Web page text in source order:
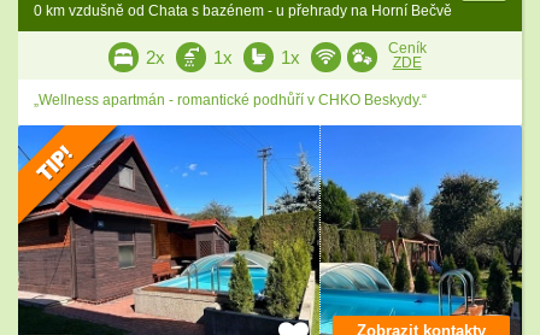
0 km vzdušně od Chata s bazénem - u přehrady na Horní Bečvě
2x 1x 1x
Ceník
ZDE
„Wellness apartmán - romantické podhůří v CHKO Beskydy.“
Zobrazit kontakty